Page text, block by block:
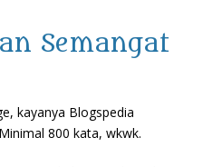
Semangat
kayanya Blogspedia
800 kata, wkwk.